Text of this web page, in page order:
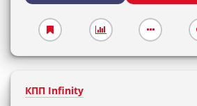
КПП Infinity